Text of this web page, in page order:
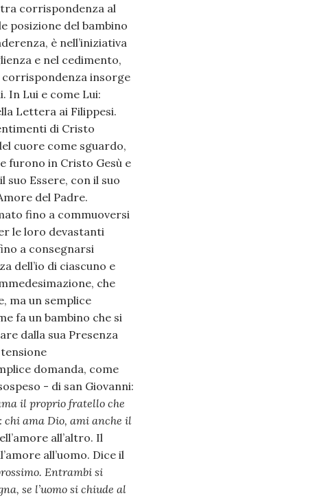
corrispondenza al
posizione del bambino
è nell’iniziativa
e nel cedimento,
insorge
In Lui e come Lui:
Lettera ai Filippesi.
di Cristo
cuore come sguardo,
furono in Cristo Gesù e
suo Essere, con il suo
del Padre.
fino a commuoversi
le loro devastanti
a consegnarsi
dell’io di ciascuno e
che
ma un semplice
fa un bambino che si
dalla sua Presenza
domanda, come
- di san Giovanni:
il proprio fratello che
chi ama Dio, ami anche il
all’altro. Il
all’uomo. Dice il
Entrambi si
se l’uomo si chiude al